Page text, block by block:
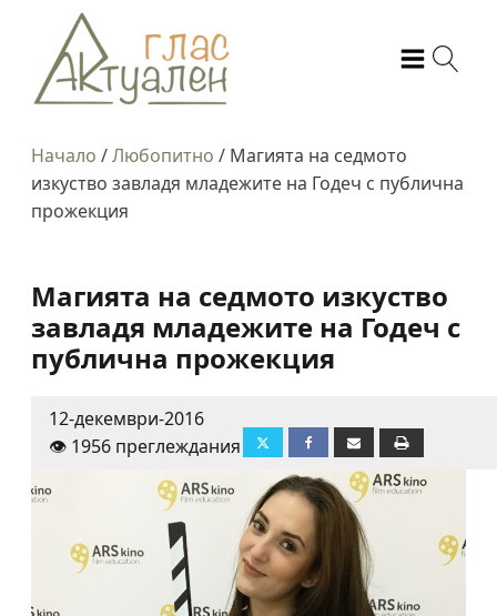
Начало /Любопитно / Магията на седмото
изкуство завладя младежите на Годеч с публична
прожекция
Магията на седмото изкуство
завладя младежите на Годеч с
публична прожекция
12-декември-2016
👁️ 1956 преглеждания